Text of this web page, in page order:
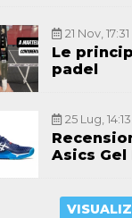
21 Nov, 17:31
Le
padel
25 Lug, 14:13
Asics